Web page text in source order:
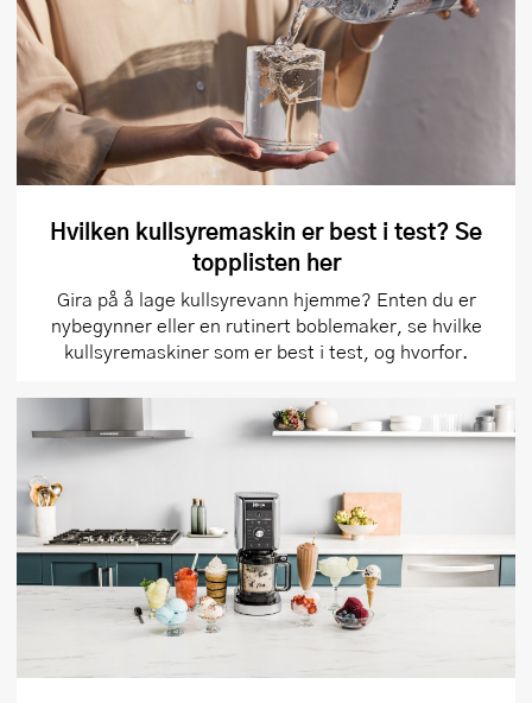
Hvilken kullsyremaskin er best i test? Se
topplisten her
Gira på å lage kullsyrevann hjemme? Enten du er
nybegynner eller en rutinert boblemaker, se hvilke
kullsyremaskiner som er best i test, og hvorfor.